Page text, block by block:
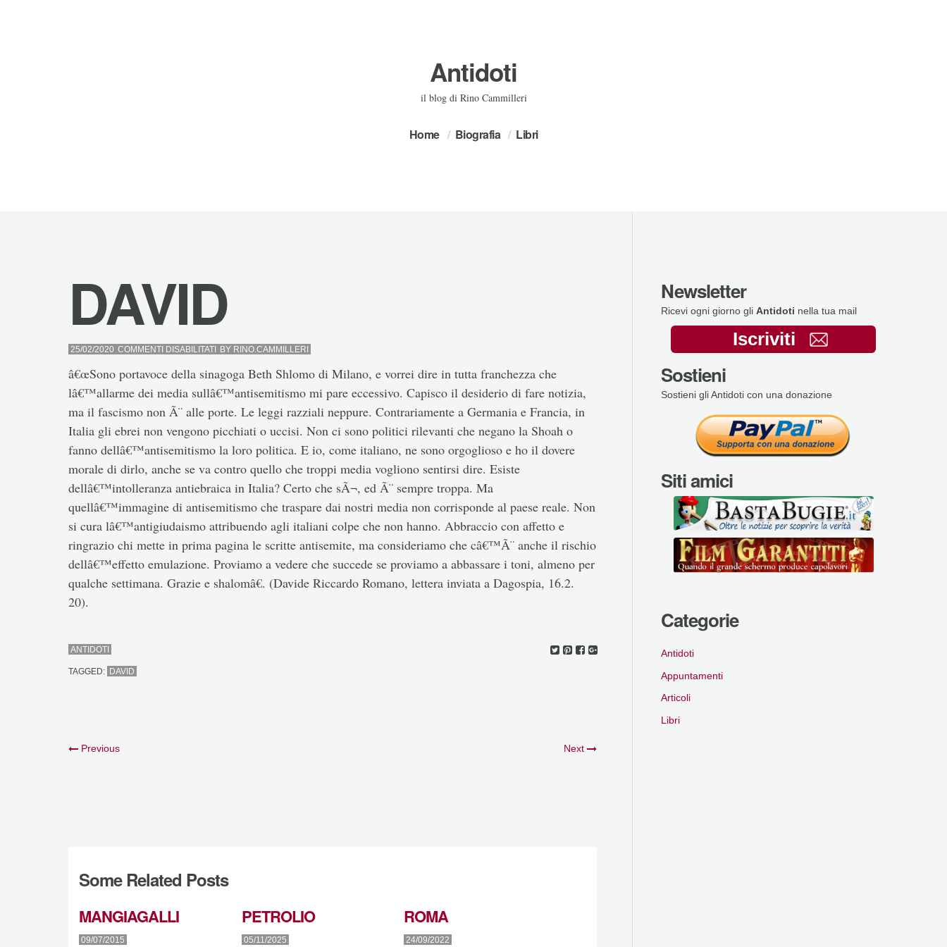
Antidoti
il blog di Rino Cammilleri
Home Biografia Libri
DAVID
25/02/2020 COMMENTI DISABILITATISUBY RINO.CAMMILLERI
â€œSono portavoce della sinagoga Beth Shlomo di Milano, e vorrei dire in tutta franchezza che
lâ€™allarme dei media sullâ€™antisemitismo mi pare eccessivo. Capisco il desiderio di fare notizia,
ma il fascismo non Ã¨ alle porte. Le leggi razziali neppure. Contrariamente a Germania e Francia, in
Italia gli ebrei non vengono picchiati o uccisi. Non ci sono politici rilevanti che negano la Shoah o
fanno dellâ€™antisemitismo la loro politica. E io, come italiano, ne sono orgoglioso e ho il dovere
morale di dirlo, anche se va contro quello che troppi media vogliono sentirsi dire. Esiste
dellâ€™intolleranza antiebraica in Italia? Certo che sÃ¬, ed Ã¨ sempre troppa. Ma
quellâ€™immagine di antisemitismo che traspare dai nostri media non corrisponde al paese reale. Non
si cura lâ€™antigiudaismo attribuendo agli italiani colpe che non hanno. Abbraccio con affetto e
ringrazio chi mette in prima pagina le scritte antisemite, ma consideriamo che câ€™Ã¨ anche il rischio
dellâ€™effetto emulazione. Proviamo a vedere che succede se proviamo a abbassare i toni, almeno per
qualche settimana. Grazie e shalomâ€. (Davide Riccardo Romano, lettera inviata a Dagospia, 16.2.
20).
ANTIDOTI
TAGGED: DAVID
Previous Next
Some Related Posts
MANGIAGALLI
09/07/2015
PETROLIO
05/11/2025
ROMA
24/09/2022
Newsletter
Ricevi ogni giorno gli Antidoti nella tua mail
Iscriviti
Sostieni
Sostieni gli Antidoti con una donazione
Siti amici
Categorie
Antidoti
Appuntamenti
Articoli
Libri